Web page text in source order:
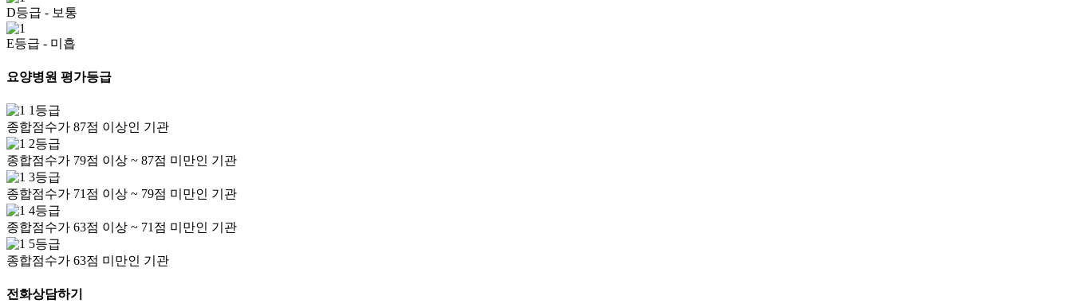
D등급 - 보통
E등급 - 미흡
요양병원 평가등급
1등급
종합점수가 87점 이상인 기관
2등급
종합점수가 79점 이상 ~ 87점 미만인 기관
3등급
종합점수가 71점 이상 ~ 79점 미만인 기관
4등급
종합점수가 63점 이상 ~ 71점 미만인 기관
5등급
종합점수가 63점 미만인 기관
전화상담하기